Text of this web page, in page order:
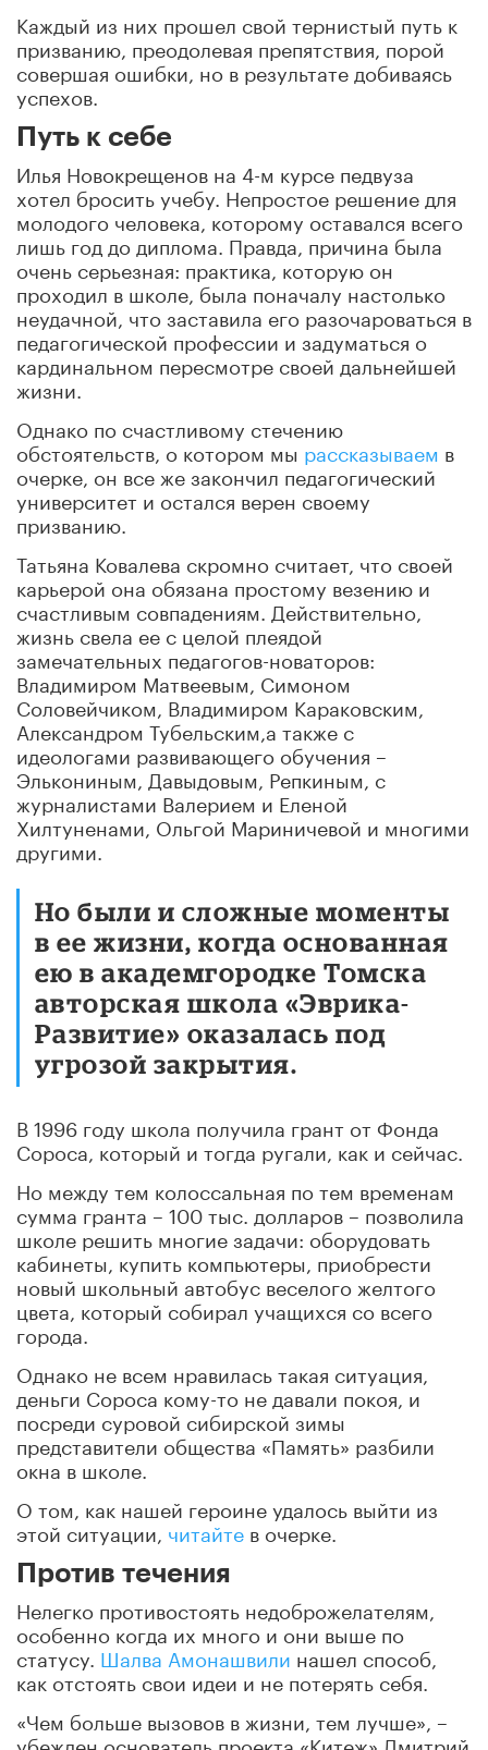
Каждый из них прошел свой тернистый путь к
призванию, преодолевая препятствия, порой
совершая ошибки, но в результате добиваясь
успехов.
Путь к себе
Илья Новокрещенов на 4-м курсе педвуза
хотел бросить учебу. Непростое решение для
молодого человека, которому оставался всего
лишь год до диплома. Правда, причина была
очень серьезная: практика, которую он
проходил в школе, была поначалу настолько
неудачной, что заставила его разочароваться в
педагогической профессии и задуматься о
кардинальном пересмотре своей дальнейшей
жизни.
Однако по счастливому стечению
обстоятельств, о котором мы рассказываем в
очерке, он все же закончил педагогический
университет и остался верен своему
призванию.
Татьяна Ковалева скромно считает, что своей
карьерой она обязана простому везению и
счастливым совпадениям. Действительно,
жизнь свела ее с целой плеядой
замечательных педагогов-новаторов:
Владимиром Матвеевым, Симоном
Соловейчиком, Владимиром Караковским,
Александром Тубельским,а также с
идеологами развивающего обучения –
Элькониным, Давыдовым, Репкиным, с
журналистами Валерием и Еленой
Хилтуненами, Ольгой Мариничевой и многими
другими.
Но были и сложные моменты
в ее жизни, когда основанная
ею в академгородке Томска
авторская школа «Эврика-
Развитие» оказалась под
угрозой закрытия.
В 1996 году школа получила грант от Фонда
Сороса, который и тогда ругали, как и сейчас.
Но между тем колоссальная по тем временам
сумма гранта – 100 тыс. долларов – позволила
школе решить многие задачи: оборудовать
кабинеты, купить компьютеры, приобрести
новый школьный автобус веселого желтого
цвета, который собирал учащихся со всего
города.
Однако не всем нравилась такая ситуация,
деньги Сороса кому-то не давали покоя, и
посреди суровой сибирской зимы
представители общества «Память» разбили
окна в школе.
О том, как нашей героине удалось выйти из
этой ситуации, читайте в очерке.
Против течения
Нелегко противостоять недоброжелателям,
особенно когда их много и они выше по
статусу. Шалва Амонашвили нашел способ,
как отстоять свои идеи и не потерять себя.
«Чем больше вызовов в жизни, тем лучше», –
убежден основатель проекта «Китеж» Дмитрий